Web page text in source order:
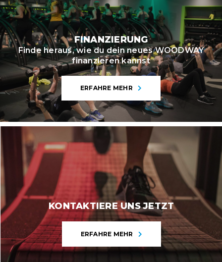
FINANZIERUNG
Finde heraus, wie du dein neues WOODWAY
finanzieren kannst
ERFAHRE MEHR
KONTAKTIERE UNS JETZT
ERFAHRE MEHR